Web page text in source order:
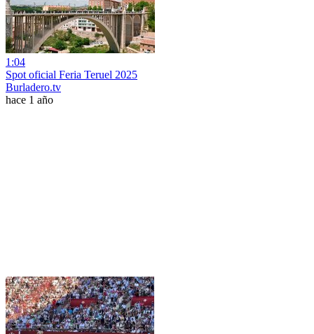
1:04
Spot oficial Feria Teruel 2025
Burladero.tv
hace 1 año